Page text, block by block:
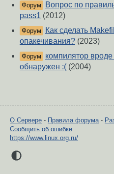
Форум
Вопрос по
pass1 (2012)
Форум
Как сделать
опакечивания? (2023)
Форум
компилятор
обнаружен :( (2004)
О Сервере - Правила форума-
Сообщить об ошибке
https://www.linux.org.ru/